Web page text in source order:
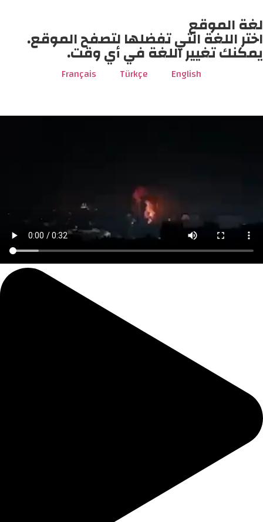
لغة الموقع
اختر اللغة التي تفضلها لتصفح الموقع.
يمكنك تغيير اللغة في أي وقت.
English
Türkçe
Français